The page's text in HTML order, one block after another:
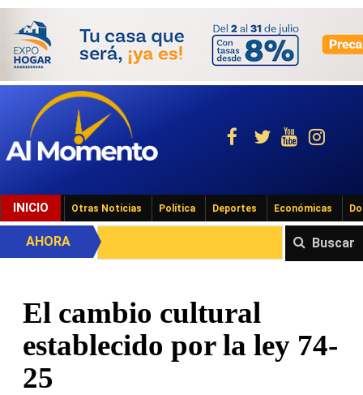
INICIO Otras Noticias Política Deportes Económicas
Buscar
AHORA
El cambio cultural
establecido por la ley 74-
25